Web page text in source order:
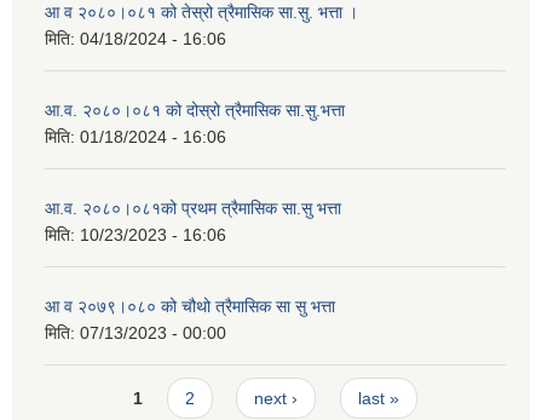
आ व २०८०।०८१ को तेस्रो त्रैमासिक सा.सु. भत्ता ।
मिति: 04/18/2024 - 16:06
आ.व. २०८०।०८१ को दोस्रो त्रैमासिक सा.सु.भत्ता
मिति: 01/18/2024 - 16:06
आ.व. २०८०।०८१को प्रथम त्रैमासिक सा.सु भत्ता
मिति: 10/23/2023 - 16:06
आ व २०७९।०८० को चौथो त्रैमासिक सा सु भत्ता
मिति: 07/13/2023 - 00:00
Pages1 2 next › last »